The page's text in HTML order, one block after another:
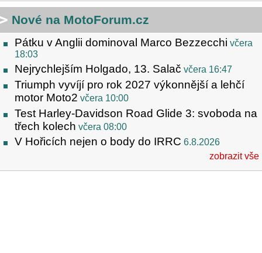
Nové na MotoForum.cz
Pátku v Anglii dominoval Marco Bezzecchi včera
18:03
Nejrychlejším Holgado, 13. Salač včera 16:47
Triumph vyvíjí pro rok 2027 výkonnější a lehčí
motor Moto2 včera 10:00
Test Harley-Davidson Road Glide 3: svoboda na
třech kolech včera 08:00
V Hořicích nejen o body do IRRC 6.8.2026
zobrazit vše